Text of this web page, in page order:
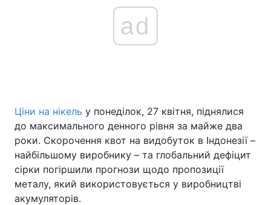
Головна Війна
Україна Політика
Економіка Світ
Спорт
ad
Ціни на нікель у понеділок, 27 квітня, піднялися
до максимального денного рівня за майже два
роки. Скорочення квот на видобуток в Індонезії –
найбільшому виробнику – та глобальний дефіцит
сірки погіршили прогнози щодо пропозиції
металу, який використовується у виробництві
акумуляторів.